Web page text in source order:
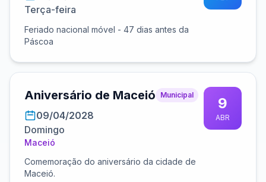
Terça-feira
Feriado nacional móvel - 47 dias antes da
Páscoa
Aniversário de Maceió Municipal
09/04/2028
Domingo
Maceió
Comemoração do aniversário da cidade de
Maceió.
9
ABR